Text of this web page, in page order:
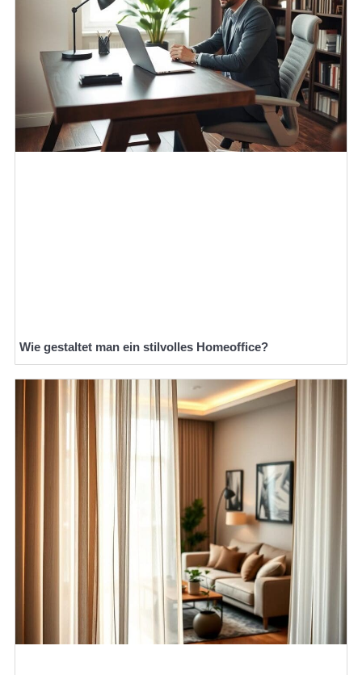
Wie gestaltet man ein stilvolles Homeoffice?